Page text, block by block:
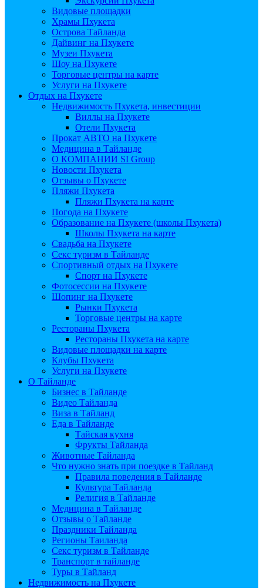
Видовые площадки
Храмы Пхукета
Острова Тайланда
Дайвинг на Пхукете
Музеи Пхукета
Шоу на Пхукете
Торговые центры на карте
Услуги на Пхукете
Отдых на Пхукете
Недвижимость Пхукета, инвестиции
Виллы на Пхукете
Отели Пхукета
Прокат АВТО на Пхукете
Медицина в Тайланде
О КОМПАНИИ SI Group
Новости Пхукета
Отзывы о Пхукете
Пляжи Пхукета
Пляжи Пхукета на карте
Погода на Пхукете
Образование на Пхукете (школы Пхукета)
Школы Пхукета на карте
Свадьба на Пхукете
Секс туризм в Тайланде
Спортивный отдых на Пхукете
Спорт на Пхукете
Фотосессии на Пхукете
Шопинг на Пхукете
Рынки Пхукета
Торговые центры на карте
Рестораны Пхукета
Рестораны Пхукета на карте
Видовые площадки на карте
Клубы Пхукета
Услуги на Пхукете
О Тайланде
Бизнес в Тайланде
Видео Тайланда
Виза в Тайланд
Еда в Тайланде
Тайская кухня
Фрукты Тайланда
Животные Тайланда
Что нужно знать при поездке в Тайланд
Правила поведения в Тайланде
Культура Тайланда
Религия в Тайланде
Медицина в Тайланде
Отзывы о Тайланде
Праздники Тайланда
Регионы Таиланда
Секс туризм в Тайланде
Транспорт в тайланде
Туры в Тайланд
Недвижимость на Пхукете